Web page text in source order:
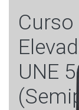
UNE